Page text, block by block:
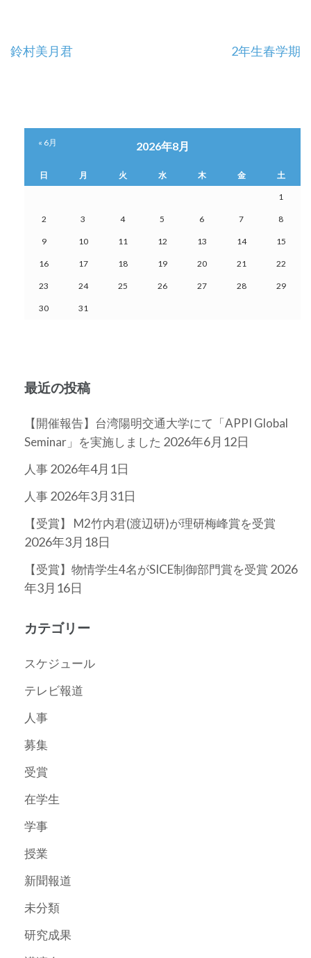
投
ー
鈴村美月君 2年生春学期
2026年8月
日 月 火 水 木 金 土
1
2 3 4 5 6 7 8
9 10 11 12 13 14 15
16 17 18 19 20 21 22
23 24 25 26 27 28 29
30 31
« 6月
最近の投稿
【開催報告】台湾陽明交通大学にて「APPI Global
Seminar」を実施しました 2026年6月12日
人事2026年4月1日
人事2026年3月31日
【受賞】 M2竹内君(渡辺研)が理研梅峰賞を受賞
2026年3月18日
【受賞】物情学生4名がSICE制御部門賞を受賞 2026
年3月16日
カテゴリー
スケジュール
テレビ報道
人事
募集
受賞
在学生
学事
授業
新聞報道
未分類
研究成果